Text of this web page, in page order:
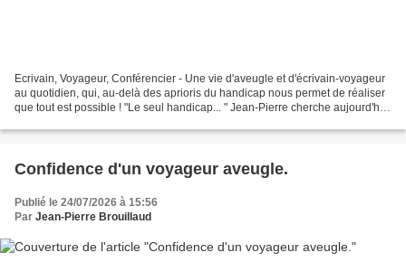
Ecrivain, Voyageur, Conférencier - Une vie d'aveugle et d'écrivain-voyageur
au quotidien, qui, au-delà des aprioris du handicap nous permet de réaliser
que tout est possible ! "Le seul handicap... " Jean-Pierre cherche aujourd'hui
Confidence d'un voyageur aveugle.
Publié le 24/07/2026 à 15:56
Par Jean-Pierre Brouillaud